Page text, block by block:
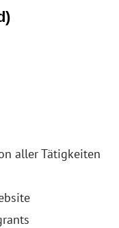
aller Tätigkeiten